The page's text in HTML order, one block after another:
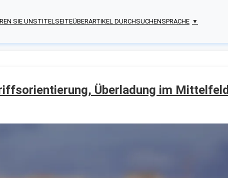
SIE UNSTITELSEITEÜBERARTIKEL DURCHSUCHENSPRACHE ▼
Überladung im Mittelfeld